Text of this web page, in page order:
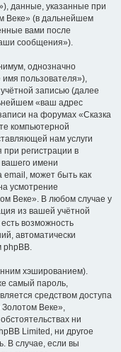
данные, указанные при
Веке» (в дальнейшем
вами после
сообщения»).
однозначно
пользователя»),
записью (далее
«ваш адрес
на форумах «Сказка
компьютерной
нам услуги
регистрации в
имени
email, может быть как
усмотрение
Веке». В любом случае у
из вашей учётной
возможность
автоматически
phpBB.
хэшированием).
самый пароль,
средством доступа
Веке»,
ни
Limited, ни другое
В случае, если вы